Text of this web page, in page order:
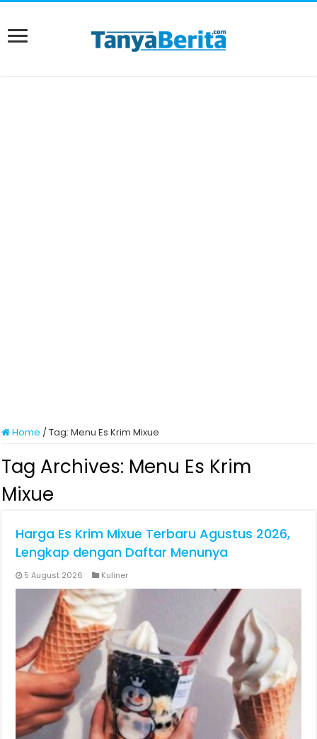
Home /Tag:Menu Es Krim Mixue
Tag Archives: Menu Es Krim
Mixue
Harga Es Krim Mixue Terbaru Agustus 2026,
Lengkap dengan Daftar Menunya
5 August 2026 Kuliner